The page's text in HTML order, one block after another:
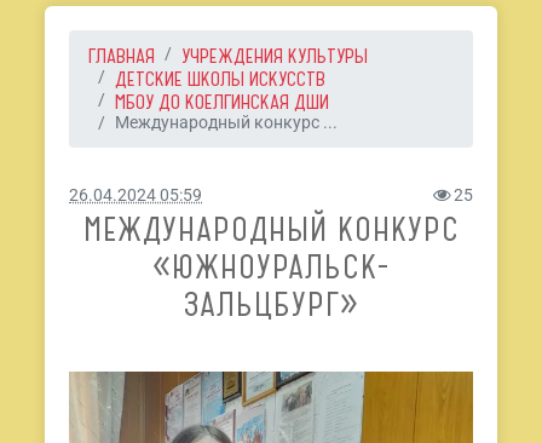
ГЛАВНАЯ
УЧРЕЖДЕНИЯ КУЛЬТУРЫ
ДЕТСКИЕ ШКОЛЫ ИСКУССТВ
МБОУ ДО КОЕЛГИНСКАЯ ДШИ
Международный конкурс ...
26.04.2024 05:59 25
МЕЖДУНАРОДНЫЙ КОНКУРС
«ЮЖНОУРАЛЬСК-
ЗАЛЬЦБУРГ»